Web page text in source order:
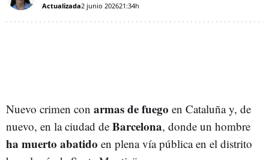
Actualizada2 junio 202621:34h
Nuevo crimen con armas de fuego en Cataluña y, de
nuevo, en la ciudad de Barcelona, donde un hombre
ha muerto abatido en plena vía pública en el distrito